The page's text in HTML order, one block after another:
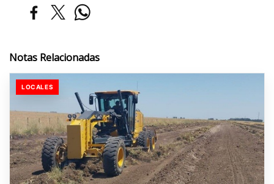
Notas Relacionadas
LOCALES